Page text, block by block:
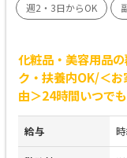
週2・3日からOK
化粧品・美容用品
ク・扶養内OK/＜
由＞24時間いつで
給与